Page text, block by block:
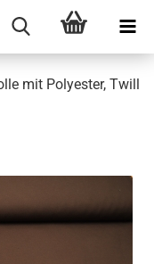
mit Po­ly­es­ter, Twill